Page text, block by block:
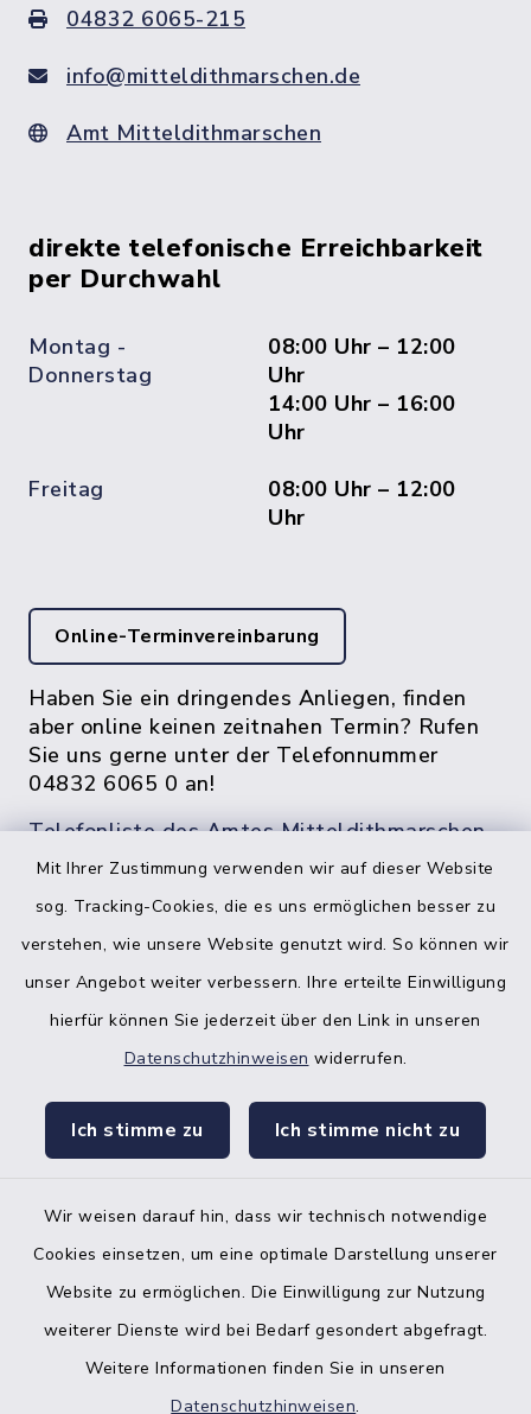
Mit Ihrer Zustimmung verwenden wir auf dieser Website
sog. Tracking-Cookies, die es uns ermöglichen besser zu
verstehen, wie unsere Website genutzt wird. So können wir
unser Angebot weiter verbessern. Ihre erteilte Einwilligung
hierfür können Sie jederzeit über den Link in unseren
Datenschutzhinweisen widerrufen.
Ich stimme zu Ich stimme nicht zu
Wir weisen darauf hin, dass wir technisch notwendige
Cookies einsetzen, um eine optimale Darstellung unserer
Website zu ermöglichen. Die Einwilligung zur Nutzung
weiterer Dienste wird bei Bedarf gesondert abgefragt.
Weitere Informationen finden Sie in unseren
Datenschutzhinweisen.
04832 6065-215
info@mitteldithmarschen.de
Amt Mitteldithmarschen
direkte telefonische Erreichbarkeit
per Durchwahl
Montag -
Donnerstag
08:00 Uhr – 12:00
Uhr
14:00 Uhr – 16:00
Uhr
Freitag
08:00 Uhr – 12:00
Uhr
Online-Terminvereinbarung
Haben Sie ein dringendes Anliegen, finden
aber online keinen zeitnahen Termin? Rufen
Sie uns gerne unter der Telefonnummer
04832 6065 0 an!
Telefonliste des Amtes Mitteldithmarschen
facebook
Bankverbindung der Amtskasse
Barrierefreiheit